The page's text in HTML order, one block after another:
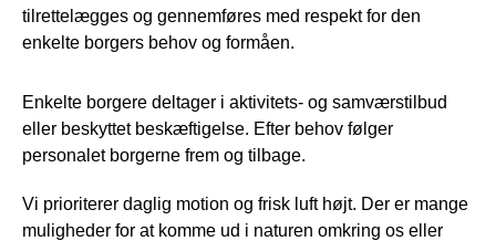
tilrettelægges og gennemføres med respekt for den
enkelte borgers behov og formåen.
Enkelte borgere deltager i aktivitets- og samværstilbud
eller beskyttet beskæftigelse. Efter behov følger
personalet borgerne frem og tilbage.
Vi prioriterer daglig motion og frisk luft højt. Der er mange
muligheder for at komme ud i naturen omkring os eller